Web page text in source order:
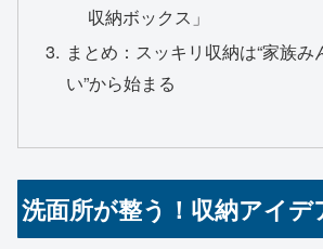
収納ボックス」
まとめ：スッキリ収納は“家族
い”から始まる
洗面所が整う！収納アイデ